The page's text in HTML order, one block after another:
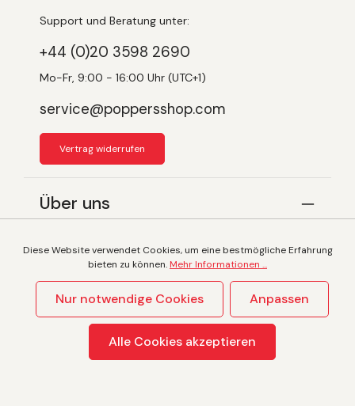
Support und Beratung unter:
+44 (0)20 3598 2690
Mo-Fr, 9:00 - 16:00 Uhr (UTC+1)
service@poppersshop.com
Vertrag widerrufen
Über uns
Service
Alle Preise inkl. gesetzl. Mehrwertsteuer zzgl.
Versandkostenund ggf. Nachnahmegebühren, wenn nicht
anders angegeben.
Diese Website verwendet Cookies, um eine bestmögliche Erfahrung
bieten zu können. Mehr Informationen ...
Nur notwendige Cookies Anpassen
Alle Cookies akzeptieren